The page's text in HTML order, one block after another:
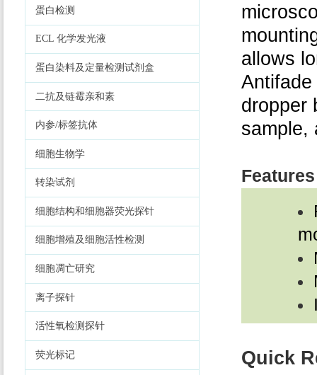
蛋白检测
ECL 化学发光液
蛋白染料及定量检测试剂盒
二抗及链霉亲和素
内参/标签抗体
细胞生物学
转染试剂
细胞结构和细胞器荧光探针
细胞增殖及细胞活性检测
细胞凋亡研究
离子探针
活性氧检测探针
荧光标记
allows
dropper
Features
Quick